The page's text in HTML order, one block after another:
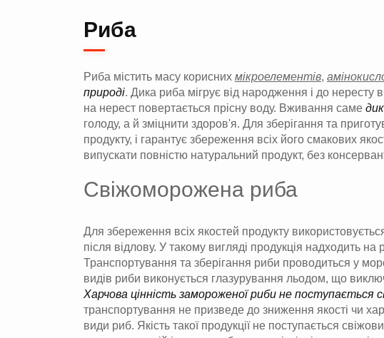
Риба
Риба містить масу корисних мікроелементів,
природі. Дика риба мігрує від народження і до нересту в
на нерест повертається прісну воду. Вживання саме
голоду, а й зміцнити здоров'я. Для зберігання та
продукту, і гарантує збереження всіх його смакових
випускати повністю натуральний продукт, без
Свіжоморожена риба
Для збереження всіх якостей продукту
після відлову. У такому вигляді продукція надходить
Транспортування та зберігання риби проводиться у
видів риби виконується глазурування льодом, що
Харчова цінність замороженої риби не поступається
транспортування не призведе до зниження якості чи
види риб. Якість такої продукції не поступається